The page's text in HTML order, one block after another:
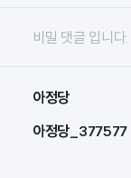
비밀 댓글 입니다.
아정당
아정당_377577